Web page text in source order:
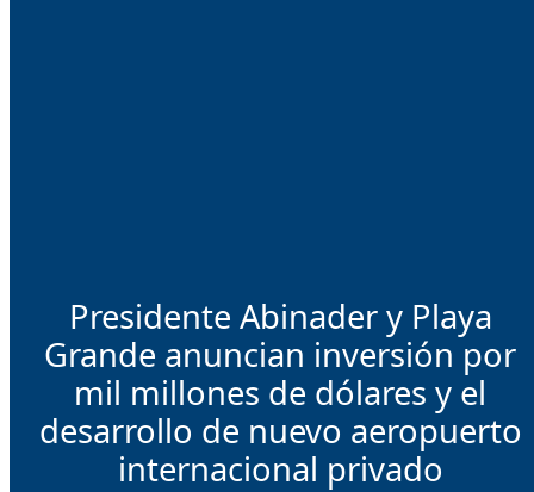
Presidente Abinader y Playa
Grande anuncian inversión por
mil millones de dólares y el
desarrollo de nuevo aeropuerto
internacional privado